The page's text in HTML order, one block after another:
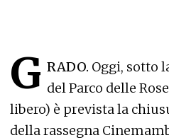
G RADO. Oggi, sotto
del Parco delle
libero) è prevista la
della rassegna